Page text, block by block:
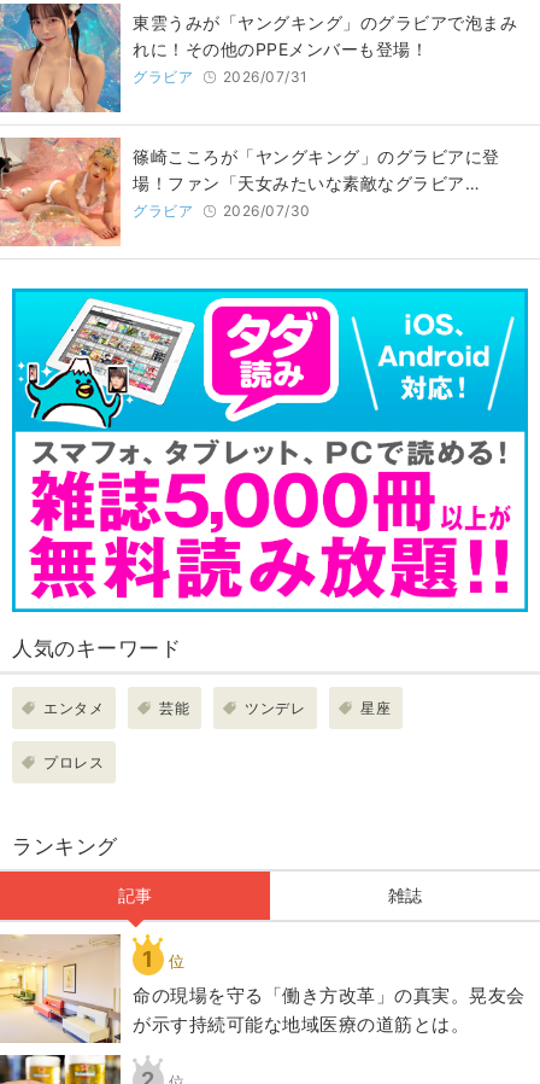
東雲うみが「ヤングキング」のグラビアで泡まみ
れに！その他のPPEメンバーも登場！
グラビア 2026/07/31
篠崎こころが「ヤングキング」のグラビアに登
場！ファン「天女みたいな素敵なグラビア…
グラビア 2026/07/30
人気のキーワード
エンタメ 芸能 ツンデレ 星座
プロレス
ランキング
記事 雑誌
1 位
​命の現場を守る「働き方改革」の真実。晃友会
が示す持続可能な地域医療の道筋とは。